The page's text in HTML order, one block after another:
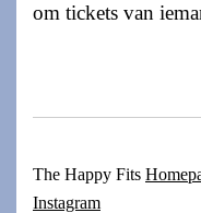
om tickets van
The Happy Fits
Instagram